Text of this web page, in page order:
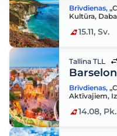
Brīvdienas,
Kultūra,
15.11, Sv.
Tallina TLL
Brīvdienas,
Aktīvajiem,
14.08, Pk.